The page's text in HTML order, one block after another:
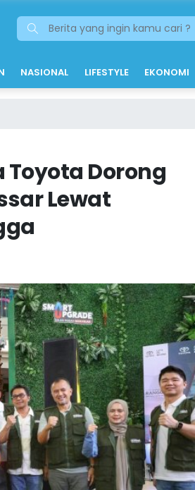
NASIONAL LIFESTYLE EKONOMI
Toyota Dorong
Lewat